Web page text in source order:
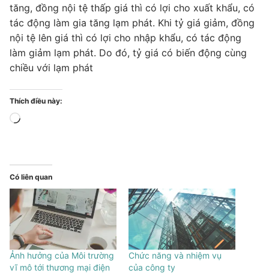
tăng, đồng nội tệ thấp giá thì có lợi cho xuất khẩu, có
tác động làm gia tăng lạm phát. Khi tỷ giá giảm, đồng
nội tệ lên giá thì có lợi cho nhập khẩu, có tác động
làm giảm lạm phát. Do đó, tỷ giá có biến động cùng
chiều với lạm phát
Thích điều này:
Đang
Có liên quan
Ảnh hưởng của Môi trường
vĩ mô tới thương mại điện
Chức năng và nhiệm vụ
của công ty